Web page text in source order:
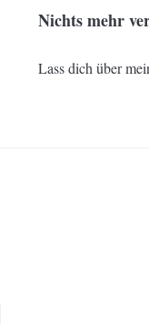
Nichts mehr
Lass dich über